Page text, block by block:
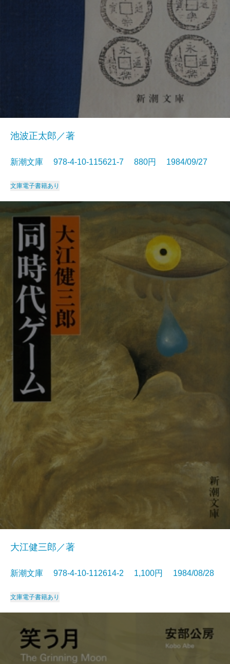
池波正太郎／著
新潮文庫 978-4-10-115621-7 880円 1984/09/27
文庫電子書籍あり
大江健三郎／著
新潮文庫 978-4-10-112614-2 1,100円 1984/08/28
文庫電子書籍あり